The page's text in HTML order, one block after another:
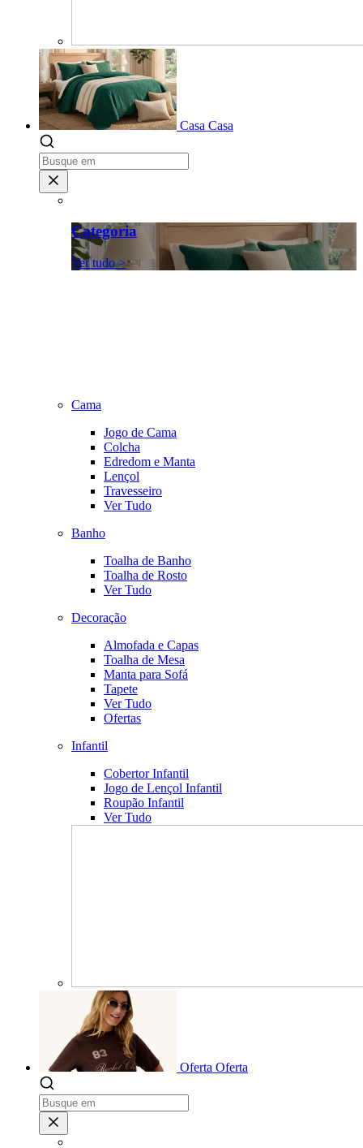
Casa Casa
Categoria
Ver tudo >
Cama
Jogo de Cama
Colcha
Edredom e Manta
Lençol
Travesseiro
Ver Tudo
Banho
Toalha de Banho
Toalha de Rosto
Ver Tudo
Decoração
Almofada e Capas
Toalha de Mesa
Manta para Sofá
Tapete
Ver Tudo
Ofertas
Infantil
Cobertor Infantil
Jogo de Lençol Infantil
Roupão Infantil
Ver Tudo
Oferta Oferta